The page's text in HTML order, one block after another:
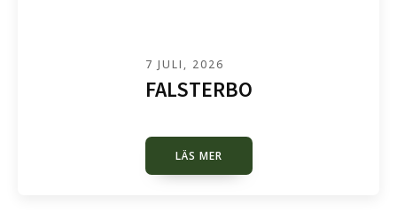
7 JULI, 2026
FALSTERBO
LÄS MER